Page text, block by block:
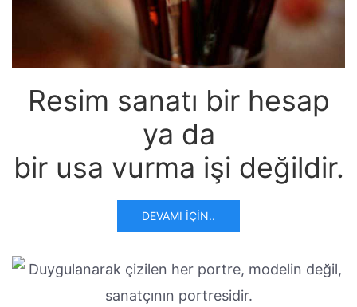
Resim sanatı bir hesap
ya da
bir usa vurma işi değildir.
DEVAMI İÇIN..